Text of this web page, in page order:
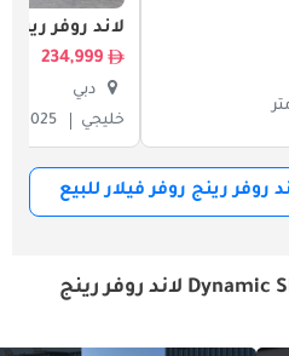
لاند روفر رينج
234,999
دبي
خليجي
2025
رينج روفر فيلار للبيع
مقاطع فيديو Dynamic SE P340 3.0L لاند روفر رينج